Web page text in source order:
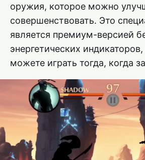
оружия, которое можно
совершенствовать. Это
является премиум-версией
энергетических
можете играть тогда, когда